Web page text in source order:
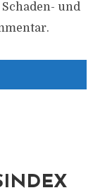
und